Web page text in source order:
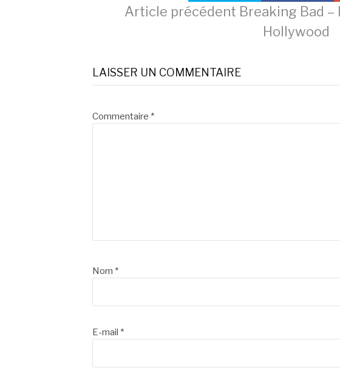
Lire
la
suite
Article précédent Breaking Bad
Hollywood
LAISSER UN COMMENTAIRE
Commentaire *
Nom *
E-mail *